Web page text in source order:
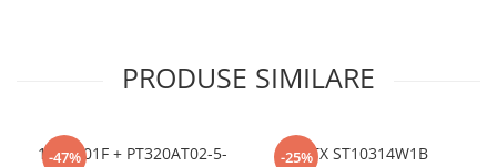
PRODUSE SIMILARE
-47%
17TC701F + PT320AT02-5-
-25%CTX ST10314W1B